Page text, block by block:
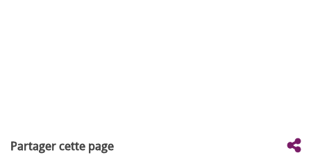
Partager cette page